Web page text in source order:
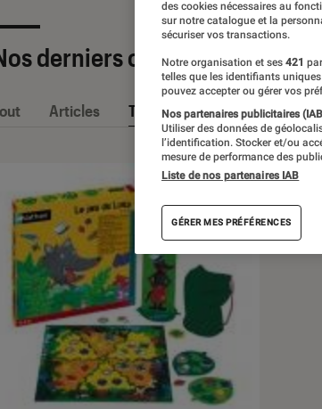
derniers contenus
Articles Tests
des cookies nécessaires au
sur notre catalogue et la
sécuriser vos transactions.
Notre organisation et ses 421
telles que les identifiants
pouvez accepter ou gérer vos
Nos partenaires publicitaires
Utiliser des données de
l’identification. Stocker et/ou
mesure de performance des
Liste de nos partenaires IAB
GÉRER MES PRÉFÉRENCES